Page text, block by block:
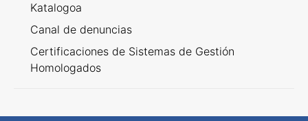
Katalogoa
Canal de denuncias
Certificaciones de Sistemas de Gestión
Homologados